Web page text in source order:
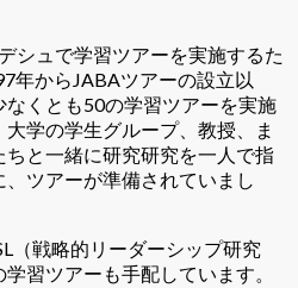
シュで学習ツアーを実施するた
年からJABAツアーの設立以
なくとも50の学習ツアーを実施
学の学生グループ、教授、ま
と一緒に研究研究を一人で指
ツアーが準備されていまし
（戦略的リーダーシップ研究
習ツアーも手配しています。